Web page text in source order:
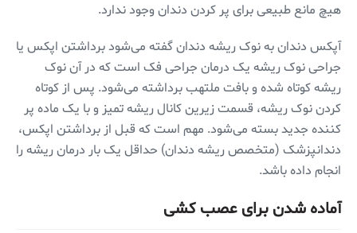
هیچ مانع طبیعی برای پر کردن دندان وجود ندارد.
آپکس دندان به نوک ریشه دندان گفته می‌شود برداشتن اپکس یا
جراحی نوک ریشه یک درمان جراحی فک است که در آن نوک
ریشه کوتاه شده و بافت ملتهب برداشته می‌شود. پس از کوتاه
کردن نوک ریشه، قسمت زیرین کانال ریشه تمیز و با یک ماده پر
کننده جدید بسته می‌شود. مهم است که قبل از برداشتن اپکس،
دندانپزشک (متخصص ریشه دندان) حداقل یک بار درمان ریشه را
انجام داده باشد.
آماده شدن برای عصب کشی